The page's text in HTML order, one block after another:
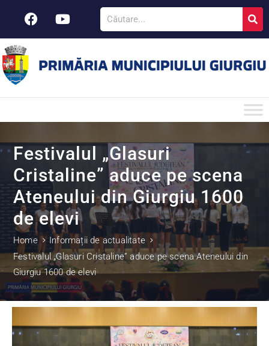
Festivalul „Glasuri
Cristaline” aduce pe scena
Ateneului din Giurgiu 1600
de elevi
Home
Informații de actualitate
Festivalul „Glasuri Cristaline” aduce pe scena Ateneului din
Giurgiu 1600 de elevi